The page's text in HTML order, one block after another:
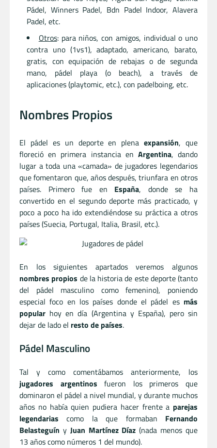
Pádel, Winners Padel, Bdn Padel Indoor, Alavera
Padel, etc.
Otros: para niños, con amigos, individual o uno
contra uno (1vs1), adaptado, americano, barato,
gratis, con equipación de rebajas o de segunda
mano, pádel playa (o beach), a través de
aplicaciones (playtomic, etc.), con padelboing, etc.
Nombres Propios
El pádel es un deporte en plenaexpansión, que
floreció en primera instancia en Argentina, dando
lugar a toda una «camada» de jugadores legendarios
que fomentaron que, años después, triunfara en otros
países. Primero fue en España, donde se ha
convertido en el segundo deporte más practicado, y
poco a poco ha ido extendiéndose su práctica a otros
países (Suecia, Portugal, Italia, Brasil, etc.).
En los siguientes apartados veremos algunos
nombres propios de la historia de este deporte (tanto
del pádel masculino como femenino), poniendo
especial foco en los países donde el pádel es más
popular hoy en día (Argentina y España), pero sin
dejar de lado el resto de países.
Pádel Masculino
Tal y como comentábamos anteriormente, los
jugadores argentinos fueron los primeros que
dominaron el pádel a nivel mundial, y durante muchos
años no había quien pudiera hacer frente a parejas
legendarias como la que formaban Fernando
Belasteguín y Juan Martínez Díaz (nada menos que
13 años como números 1 del mundo).